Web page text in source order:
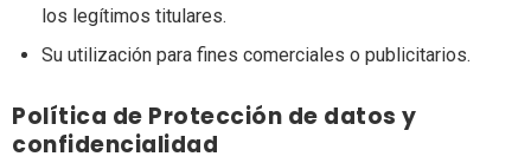
los legítimos titulares.
Su utilización para fines comerciales o publicitarios.
Política de Protección de datos y
confidencialidad